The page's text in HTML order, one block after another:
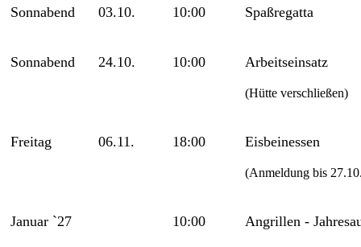
Sonnabend 03.10. 10:00 Spaßregatta
Sonnabend 24.10. 10:00 Arbeitseinsatz
(Hütte verschließen)
Freitag 06.11. 18:00 Eisbeinessen
(Anmeldung bis
Januar `27 10:00 Angrillen -